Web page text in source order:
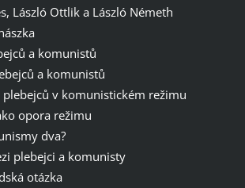
László Ottlik a László Németh
a komunistů
a komunistů
v komunistickém režimu
opora režimu
dva?
plebejci a komunisty
otázka